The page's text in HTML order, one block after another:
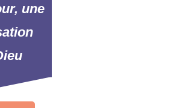
une